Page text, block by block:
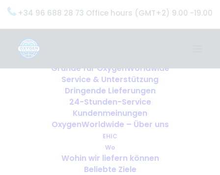
+34 96 688 28 73 Office hours (GMT+2) 9.00 -19.00
Gründe für OxygenWorldwide
Service & Unterstützung
Dringende Lieferungen
24-Stunden-Service
Kundenmeinungen
OxygenWorldwide – Über uns
EHIC
Wo
Wohin wir liefern können
Beliebte Ziele